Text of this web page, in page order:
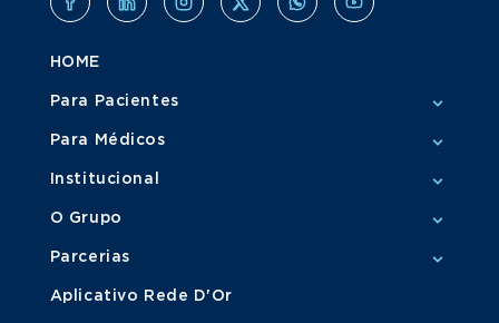
HOME
Para Pacientes
Para Médicos
Institucional
O Grupo
Parcerias
Aplicativo Rede D'Or